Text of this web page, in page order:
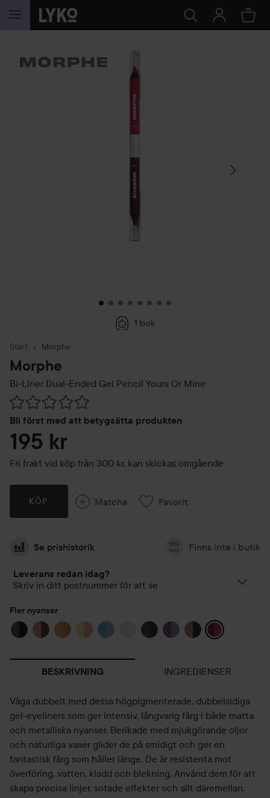
HOPPA TILL INNEHÅLLET
HOPPA ÖVER SEKTIONEN
1 look
Start Morphe
Morphe
Bi-Liner Dual-Ended Gel Pencil Yours Or Mine
Bli först med att betygsätta produkten
Hoppa till Betyg & kommentarer
195 kr
Fri frakt vid köp från 300 kr, kan skickas omgående
KÖP Matcha Favorit
Se prishistorik Finns inte i butik
Leverans redan idag?
Skriv in ditt postnummer för att se
Fler nyanser
BESKRIVNING INGREDIENSER
Våga dubbelt med dessa högpigmenterade, dubbelsidiga
gel-eyeliners som ger intensiv, långvarig färg i både matta
och metalliska nyanser. Berikade med mjukgörande oljor
och naturliga vaxer glider de på smidigt och ger en
fantastisk färg som håller länge. De är resistenta mot
överföring, vatten, kladd och blekning. Använd dem för att
skapa precisa linjer, sotade effekter och allt däremellan.